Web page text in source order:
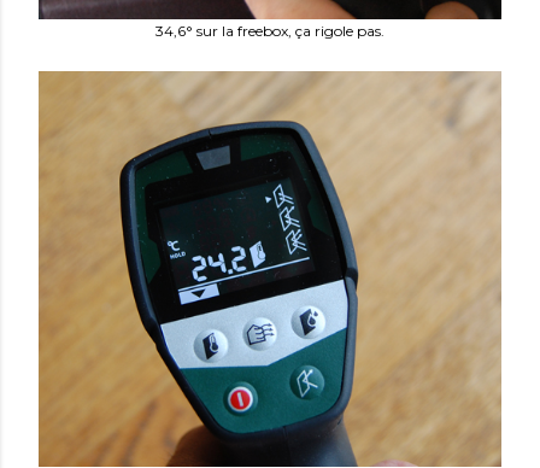
34,6° sur la freebox, ça rigole pas.